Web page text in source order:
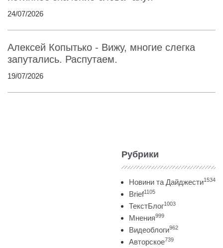
24/07/2026
Алексей Копытько - Вижу, многие слегка
запутались. Распутаем.
19/07/2026
Рубрики
Новини та Дайджести1534
Brief1105
ТекстБлог1003
Мнения999
Видеоблоги962
Авторское739